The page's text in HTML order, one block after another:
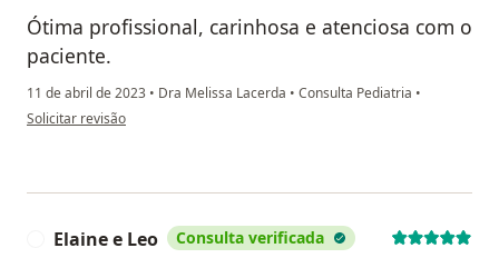
Ótima profissional, carinhosa e atenciosa com o
paciente.
11 de abril de 2023 • Dra Melissa Lacerda • Consulta Pediatria •
na opinião do utilizador Paciente
Solicitar revisão
Elaine e Leo Consulta verificada